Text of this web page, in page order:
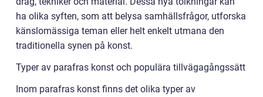
ha olika syften, som att belysa samhällsfrågor, utforska
känslomässiga teman eller helt enkelt utmana den
traditionella synen på konst.
Typer av parafras konst och populära tillvägagångssätt
Inom parafras konst finns det olika typer av